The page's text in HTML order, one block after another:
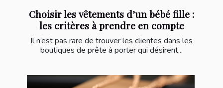
Choisir les vêtements d’un bébé fille :
les critères à prendre en compte
Il n’est pas rare de trouver les clientes dans les
boutiques de prête à porter qui désirent...